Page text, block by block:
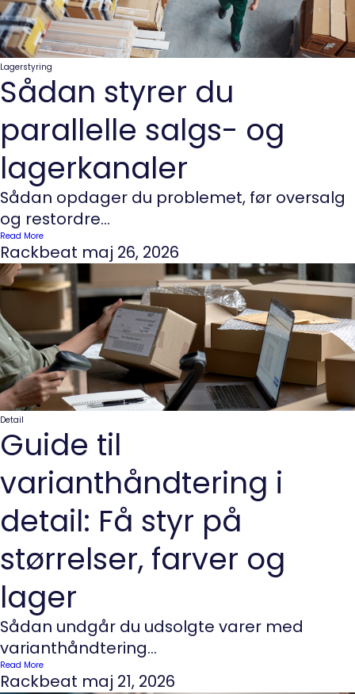
Lagerstyring
Sådan styrer du
parallelle salgs- og
lagerkanaler
Sådan opdager du problemet, før oversalg
og restordre...
Read More
Rackbeat maj 26, 2026
Detail
Guide til
varianthåndtering i
detail: Få styr på
størrelser, farver og
lager
Sådan undgår du udsolgte varer med
varianthåndtering...
Read More
Rackbeat maj 21, 2026